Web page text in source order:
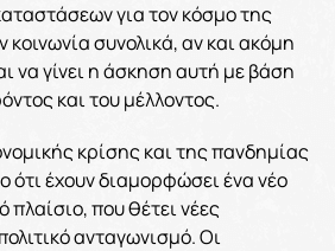
για τον κόσμο της
κοινωνία συνολικά, αν και ακόμη
να γίνει η άσκηση αυτή με βάση
και του μέλλοντος.
κρίσης και της πανδημίας
ότι έχουν διαμορφώσει ένα νέο
πλαίσιο, που θέτει νέες
ανταγωνισμό. Οι